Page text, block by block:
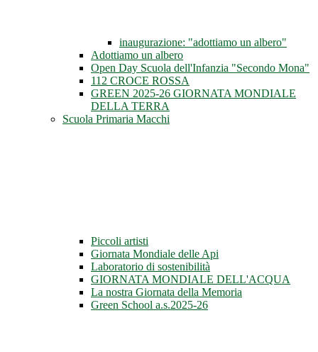
inaugurazione: "adottiamo un albero"
Adottiamo un albero
Open Day Scuola dell'Infanzia "Secondo Mona"
112 CROCE ROSSA
GREEN 2025-26 GIORNATA MONDIALE
DELLA TERRA
Scuola Primaria Macchi
Piccoli artisti
Giornata Mondiale delle Api
Laboratorio di sostenibilità
GIORNATA MONDIALE DELL'ACQUA
La nostra Giornata della Memoria
Green School a.s.2025-26